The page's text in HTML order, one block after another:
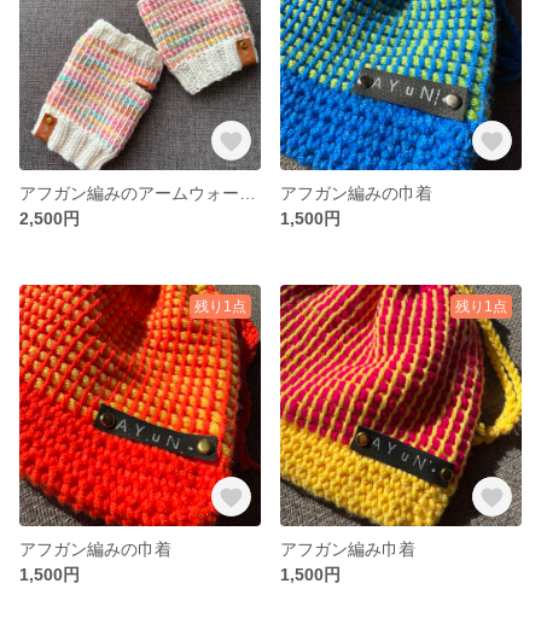
2,500円
アフガン編みの巾着
1,500円
残り1点
アフガン編みの巾着
1,500円
残り1点
アフガン編み巾着
1,500円